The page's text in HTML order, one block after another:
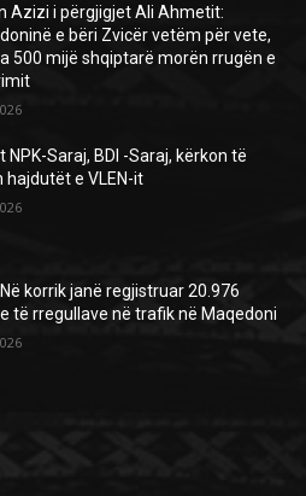
Azizi i përgjigjet Ali Ahmetit:
e bëri Zvicër vetëm për vete,
500 mijë shqiptarë morën rrugën e
NPK-Saraj, BDI -Saraj, kërkon të
hajdutët e VLEN-it
korrik janë regjistruar 20.976
të rregullave në trafik në Maqedoni